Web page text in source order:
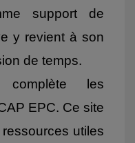
support de
y revient à son
de temps.
les
EPC. Ce site
utiles